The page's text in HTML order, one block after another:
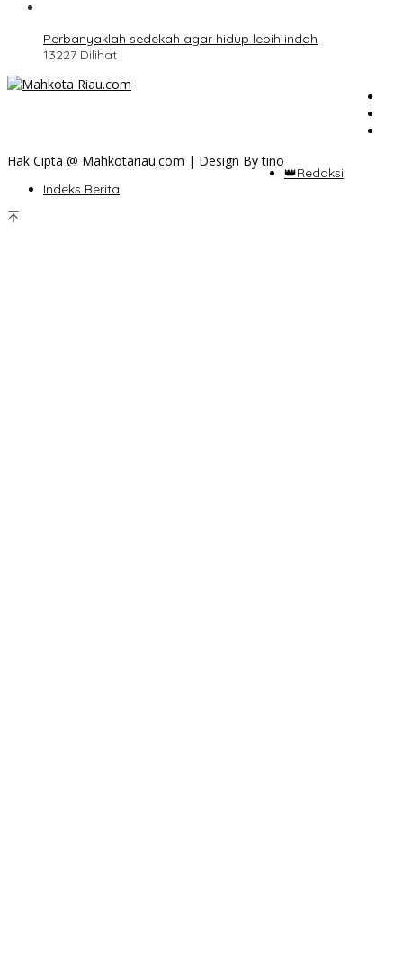
Perbanyaklah sedekah agar hidup lebih indah
13227 Dilihat
Hak Cipta @ Mahkotariau.com | Design By tino
👑Redaksi
Indeks Berita